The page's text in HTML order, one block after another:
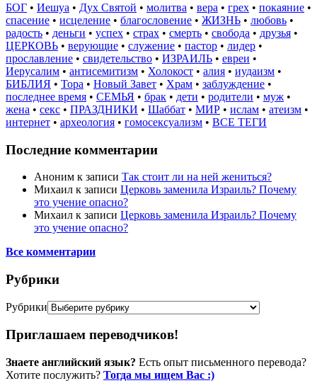
БОГ • Иешуа • Дух Святой • молитва • вера • грех • покаяние •
спасение • исцеление • благословение • ЖИЗНЬ • любовь •
радость • деньги • успех • страх • смерть • свобода • друзья •
ЦЕРКОВЬ • верующие • служение • пастор • лидер •
прославление • свидетельство • ИЗРАИЛЬ • евреи •
Иерусалим • антисемитизм • Холокост • алия • иудаизм •
БИБЛИЯ • Тора • Новый Завет • Храм • заблуждение •
последнее время • СЕМЬЯ • брак • дети • родители • муж •
жена • секс • ПРАЗДНИКИ • Шаббат • МИР • ислам • атеизм •
интернет • археология • гомосексуализм • ВСЕ ТЕГИ
Последние комментарии
Аноним к записи Так стоит ли на ней жениться?
Михаил к записи Церковь заменила Израиль? Почему
это учение опасно?
Михаил к записи Церковь заменила Израиль? Почему
это учение опасно?
Все комментарии
Рубрики
Рубрики
Приглашаем переводчиков!
Знаете английский язык? Есть опыт письменного перевода?
Хотите послужить? Тогда мы ищем Вас :)